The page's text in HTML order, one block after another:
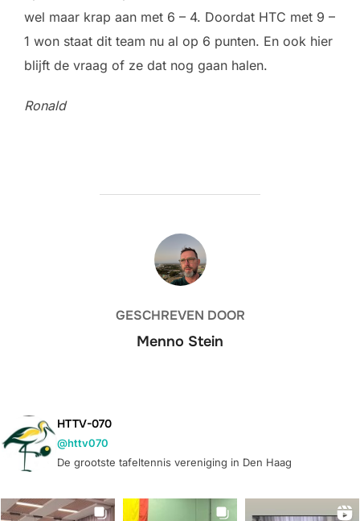
wel maar krap aan met 6 – 4. Doordat HTC met 9 –
1 won staat dit team nu al op 6 punten. En ook hier
blijft de vraag of ze dat nog gaan halen.
Ronald
BERICHTAUTEUR
GESCHREVEN DOOR
Menno Stein
HTTV-070
@httv070
De grootste tafeltennis vereniging in Den Haag